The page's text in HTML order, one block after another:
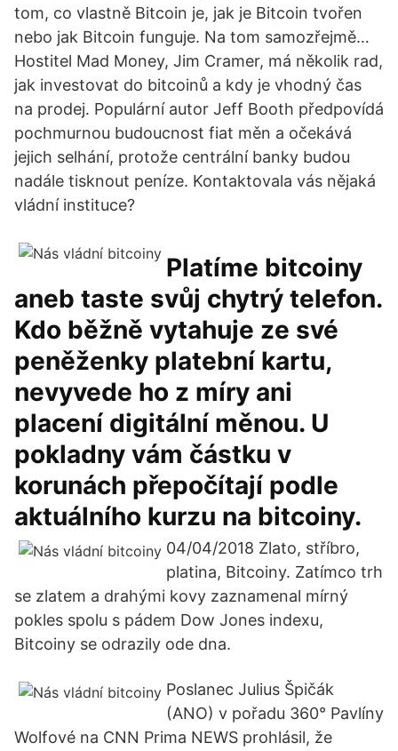
tom, co vlastně Bitcoin je, jak je Bitcoin tvořen
nebo jak Bitcoin funguje. Na tom samozřejmě…
Hostitel Mad Money, Jim Cramer, má několik rad,
jak investovat do bitcoinů a kdy je vhodný čas
na prodej. Populární autor Jeff Booth předpovídá
pochmurnou budoucnost fiat měn a očekává
jejich selhání, protože centrální banky budou
nadále tisknout peníze. Kontaktovala vás nějaká
vládní instituce?
Platíme bitcoiny
aneb taste svůj chytrý telefon.
Kdo běžně vytahuje ze své
peněženky platební kartu,
nevyvede ho z míry ani
placení digitální měnou. U
pokladny vám částku v
korunách přepočítají podle
aktuálního kurzu na bitcoiny.
04/04/2018 Zlato, stříbro,
platina, Bitcoiny. Zatímco trh
se zlatem a drahými kovy zaznamenal mírný
pokles spolu s pádem Dow Jones indexu,
Bitcoiny se odrazily ode dna.
Poslanec Julius Špičák
(ANO) v pořadu 360° Pavlíny
Wolfové na CNN Prima NEWS prohlásil, že